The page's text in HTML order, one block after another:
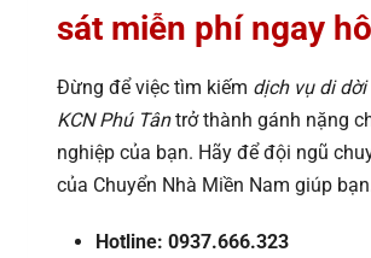
sát miễn phí ngay
Đừng để việc tìm kiếm dịch vụ di
KCN Phú Tântrở thành gánh nặng
nghiệp của bạn. Hãy để đội ngũ
của Chuyển Nhà Miền Nam giúp
Hotline: 0937.666.323